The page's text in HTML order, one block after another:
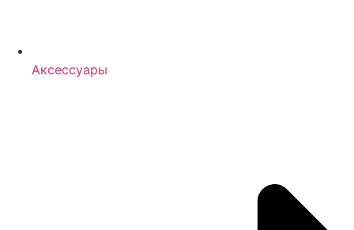
Аксессуары